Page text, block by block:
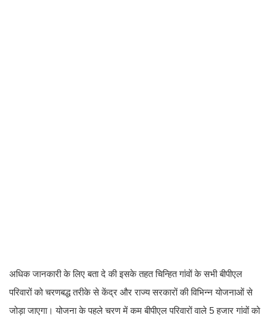
अधिक जानकारी के लिए बता दे की इसके तहत चिन्हित गांवों के सभी बीपीएल
परिवारों को चरणबद्ध तरीके से केंद्र और राज्य सरकारों की विभिन्न योजनाओं से
जोड़ा जाएगा। योजना के पहले चरण में कम बीपीएल परिवारों वाले 5 हजार गांवों को